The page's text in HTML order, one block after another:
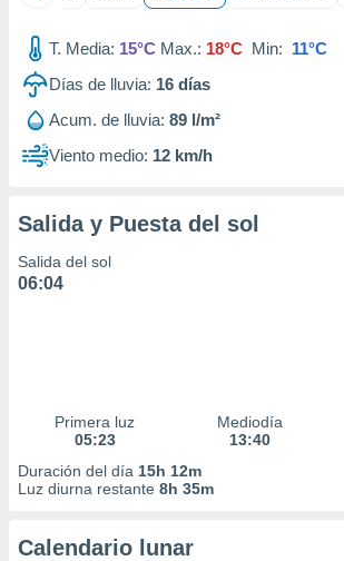
T. Media: 15°C Max.: 18°C Min: 11°C
Días de lluvia: 16 días
Acum. de lluvia: 89 l/m²
Viento medio: 12 km/h
Salida y Puesta del sol
Salida del sol
06:04
Primera luz
05:23
Mediodía
13:40
Duración del día 15h 12m
Luz diurna restante 8h 35m
Calendario lunar